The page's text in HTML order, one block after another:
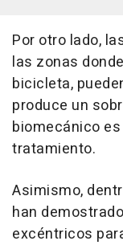
Por otro lado,
las zonas
bicicleta,
produce un
biomecánico
tratamiento.
Asimismo,
han
excéntricos